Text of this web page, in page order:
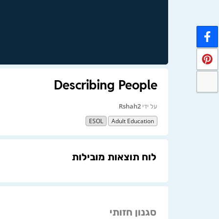
Describing People
על ידי Rshah2
Adult Education
ESOL
לוח תוצאות מובילות
סגנון חזותי